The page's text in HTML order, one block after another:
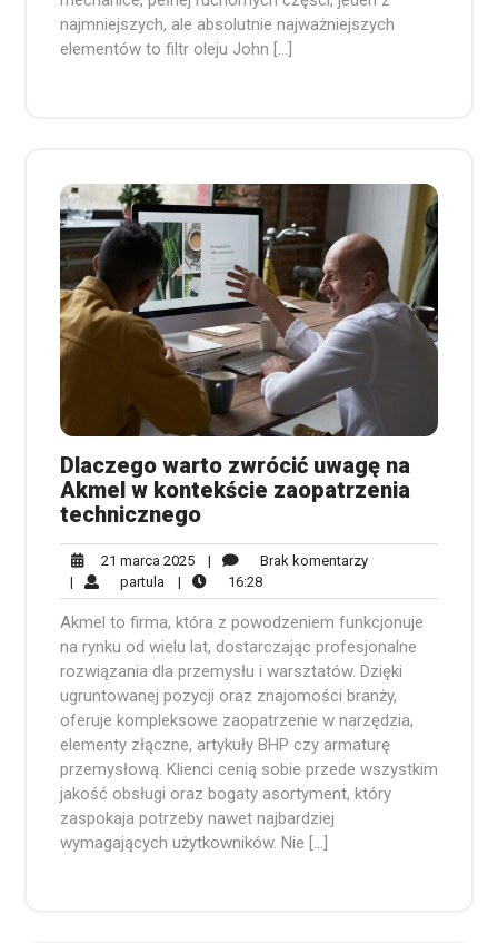
najmniejszych, ale absolutnie najważniejszych
elementów to filtr oleju John […]
Dlaczego warto zwrócić uwagę na
Akmel w kontekście zaopatrzenia
technicznego
21 marca 202521
marca
2025
| Brak komentarzyBrak
| partula partula
| 16:2816:28
Akmel to firma, która z powodzeniem funkcjonuje
na rynku od wielu lat, dostarczając profesjonalne
rozwiązania dla przemysłu i warsztatów. Dzięki
ugruntowanej pozycji oraz znajomości branży,
oferuje kompleksowe zaopatrzenie w narzędzia,
elementy złączne, artykuły BHP czy armaturę
przemysłową. Klienci cenią sobie przede wszystkim
jakość obsługi oraz bogaty asortyment, który
zaspokaja potrzeby nawet najbardziej
wymagających użytkowników. Nie […]